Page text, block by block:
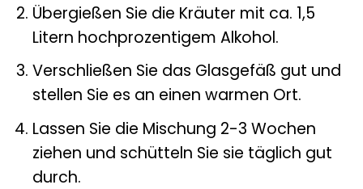
Übergießen Sie die Kräuter mit ca. 1,5
Litern hochprozentigem Alkohol.
Verschließen Sie das Glasgefäß gut und
stellen Sie es an einen warmen Ort.
Lassen Sie die Mischung 2-3 Wochen
ziehen und schütteln Sie sie täglich gut
durch.